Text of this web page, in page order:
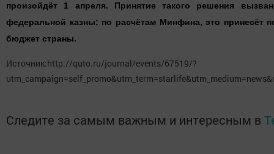
произойдёт 1 апреля. Принятие такого решения
федеральной казны: по расчётам Минфина, это принесёт
бюджет страны.
Источник:http://quto.ru/journal/events/67519/?
Следите за самым важным и интересным в